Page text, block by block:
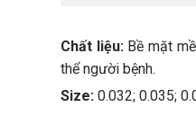
Chất liệu:Bề mặt
thể người bệnh.
Size: 0.032; 0.035;